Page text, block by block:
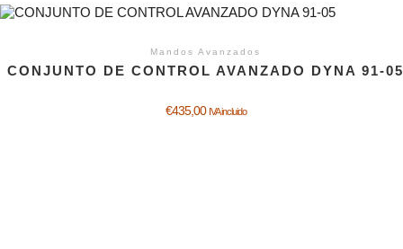
Mandos Avanzados
CONJUNTO DE CONTROL AVANZADO DYNA 91-
€435,00 IVA incluido